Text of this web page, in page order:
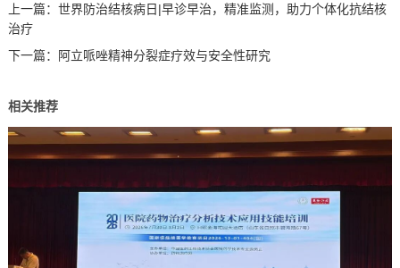
上一篇： 世界防治结核病日|早诊早治，精准监测，助力个体化抗结核
治疗
下一篇：
阿立哌唑精神分裂症疗效与安全性研究
相关推荐